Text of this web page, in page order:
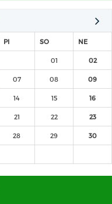
PI SO NE
01 02
07 08 09
14 15 16
21 22 23
28 29 30